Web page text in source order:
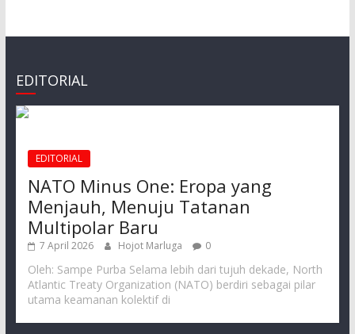
EDITORIAL
EDITORIAL
NATO Minus One: Eropa yang
Menjauh, Menuju Tatanan
Multipolar Baru
7 April 2026 Hojot Marluga 0
Oleh: Sampe Purba Selama lebih dari tujuh dekade, North
Atlantic Treaty Organization (NATO) berdiri sebagai pilar
utama keamanan kolektif di